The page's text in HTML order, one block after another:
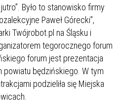
Było to stanowisko firmy
Paweł Górecki”,
Twójrobot.pl na Śląsku i
tegorocznego forum
forum jest prezentacja
powiatu będzińskiego. W tym
podzieliła się Miejska